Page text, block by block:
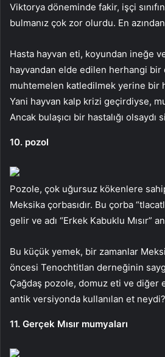
Viktorya döneminde fakir, işçi
bulmanız çok zor olurdu. En
Hasta hayvan eti, koyundan ineğe
hayvandan elde edilen herhangi bir
muhtemelen katledilmek yerine bir
Yani hayvan kalp krizi geçirdiyse,
Ancak bulaşıcı bir hastalığı
10. pozol
Pozole, çok uğursuz kökenlere
Meksika çorbasıdır. Bu çorba
gelir ve adı “Erkek Kabuklu Mısır”
Bu küçük yemek, bir zamanlar
öncesi Tenochtitlan derneğinin
Çağdaş pozole, domuz eti ve diğer
antik versiyonda kullanılan et
11. Gerçek Mısır mumyaları